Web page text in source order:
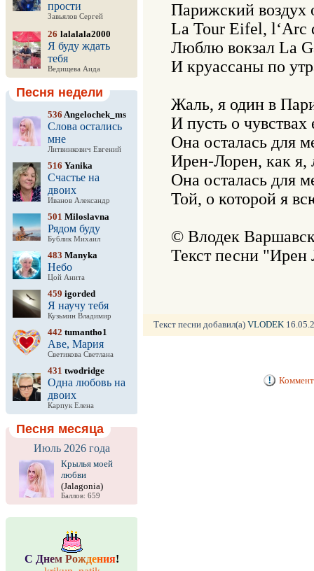
прости
Завьялов Сергей
26 lalalala2000
Я буду ждать
тебя
Ведищева Аида
Песня недели
536 Angelochek_ms
Слова остались
мне
Литвинкович Евгений
516 Yanika
Счастье на
двоих
Иванов Александр
501 Miloslavna
Рядом буду
Бублик Михаил
483 Manyka
Небо
Цой Анита
459 igorded
Я научу тебя
Кузьмин Владимир
442 tumantho1
Аве, Мария
Светикова Светлана
431 twodridge
Одна любовь на
двоих
Карпук Елена
Песня месяца
Июль 2026 года
Крылья моей
любви
(Jalagonia)
Баллов: 659
С ДнемРождения!
Парижский воздух
La Tour Eifel,
Люблю вокзал La
И круассаны по
Жаль, я один в
И пусть о чувствах
Она осталась для
Ирен-Лорен, как я,
Она осталась для
Той, о которой я
© Влодек
Текст песни добавил(а) VLODEK